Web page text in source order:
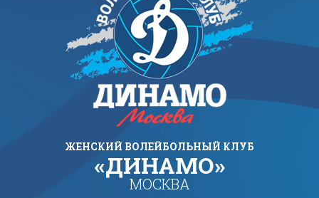
ЖЕНСКИЙ ВОЛЕЙБОЛЬНЫЙ КЛУБ
«ДИНАМО»
МОСКВА